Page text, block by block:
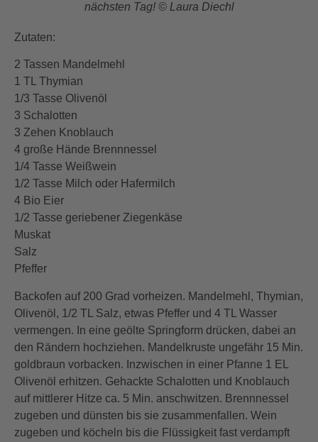
nächsten Tag! © Laura Diechl
Zutaten:
2 Tassen Mandelmehl
1 TL Thymian
1/3 Tasse Olivenöl
3 Schalotten
3 Zehen Knoblauch
4 große Hände Brennnessel
1/4 Tasse Weißwein
1/2 Tasse Milch oder Hafermilch
4 Bio Eier
1/2 Tasse geriebener Ziegenkäse
Muskat
Salz
Pfeffer
Backofen auf 200 Grad vorheizen. Mandelmehl, Thymian,
Olivenöl, 1/2 TL Salz, etwas Pfeffer und 4 TL Wasser
vermengen. In eine geölte Springform drücken, dabei an
den Rändern hochziehen. Mandelkruste ungefähr 15 Min.
goldbraun vorbacken. Inzwischen in einer Pfanne 1 EL
Olivenöl erhitzen. Gehackte Schalotten und Knoblauch
auf mittlerer Hitze ca. 5 Min. anschwitzen. Brennnessel
zugeben und dünsten bis sie zusammenfallen. Wein
zugeben und köcheln bis die Flüssigkeit fast verdampft